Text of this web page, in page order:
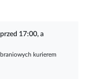
17:00, a
kurierem